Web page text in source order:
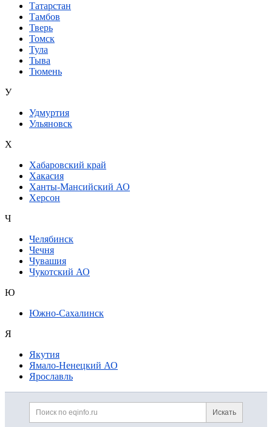
Татарстан
Тамбов
Тверь
Томск
Тула
Тыва
Тюмень
У
Удмуртия
Ульяновск
Х
Хабаровский край
Хакасия
Ханты-Мансийский АО
Херсон
Ч
Челябинск
Чечня
Чувашия
Чукотский АО
Ю
Южно-Сахалинск
Я
Якутия
Ямало-Ненецкий АО
Ярославль
Дополнительная информация
Поиск по сайту и
Искать